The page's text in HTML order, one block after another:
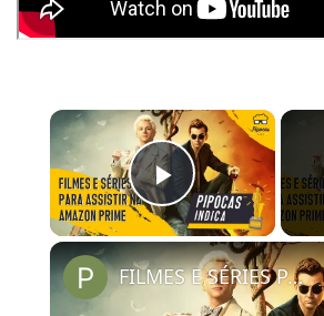
×
Play Video
FILMES E SÉRIES PARA ASSISTIR NO AMAZON PRIME VIDEO | #PipocasIndica 7